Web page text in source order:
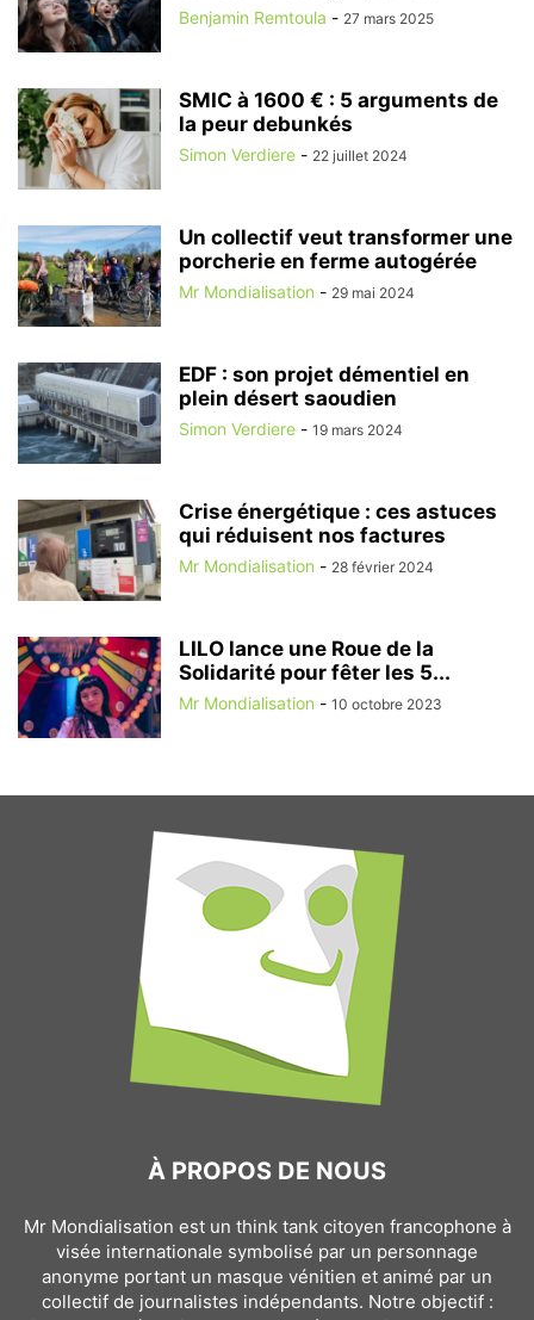
Benjamin Remtoula - 27 mars 2025
SMIC à 1600 € : 5 arguments de
la peur debunkés
Simon Verdiere - 22 juillet 2024
Un collectif veut transformer une
porcherie en ferme autogérée
Mr Mondialisation - 29 mai 2024
EDF : son projet démentiel en
plein désert saoudien
Simon Verdiere - 19 mars 2024
Crise énergétique : ces astuces
qui réduisent nos factures
Mr Mondialisation - 28 février 2024
LILO lance une Roue de la
Solidarité pour fêter les 5...
Mr Mondialisation - 10 octobre 2023
À PROPOS DE NOUS
Mr Mondialisation est un think tank citoyen francophone à
visée internationale symbolisé par un personnage
anonyme portant un masque vénitien et animé par un
collectif de journalistes indépendants. Notre objectif :